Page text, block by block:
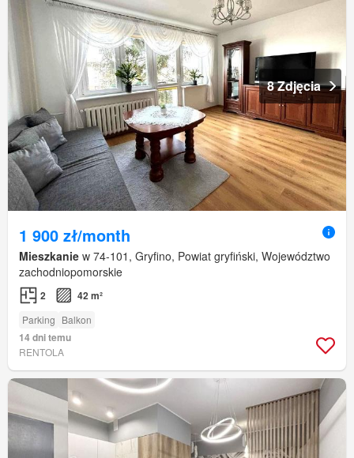
8 Zdjęcia
1 900 zł/month
Mieszkanie w 74-101, Gryfino, Powiat gryfiński, Województwo
zachodniopomorskie
2 42 m²
Parking Balkon
14 dni temu
RENTOLA